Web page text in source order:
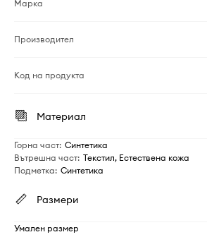
Марка
Производител
Код на продукта
Материал
Горна част: Синтетика
Вътрешна част: Текстил, Естествена кожа
Подметка: Синтетика
Размери
Умален размер